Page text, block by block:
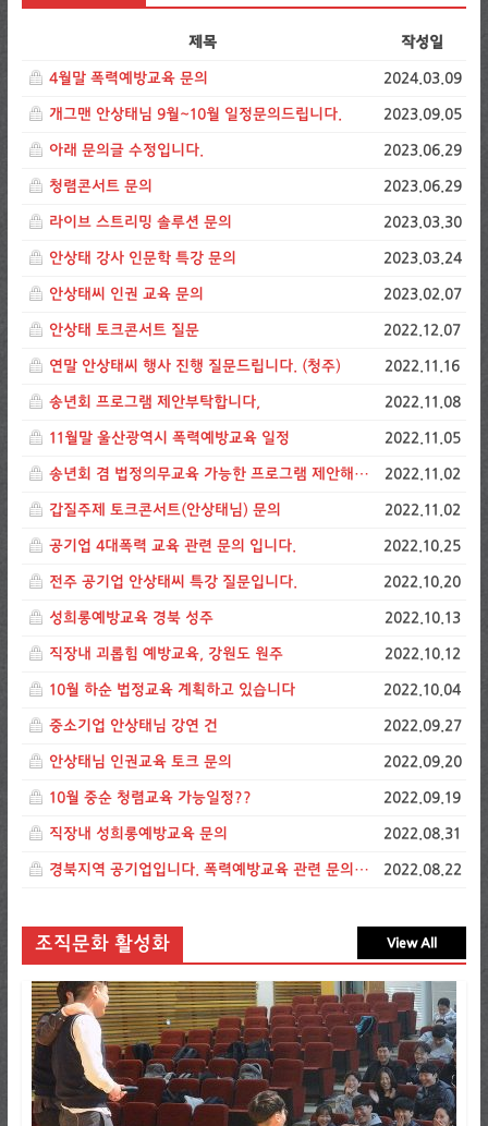
제목 작성일
4월말 폭력예방교육 문의 2024.03.09
개그맨 안상태님 9월~10월 일정문의드립니다. 2023.09.05
아래 문의글 수정입니다. 2023.06.29
청렴콘서트 문의 2023.06.29
라이브 스트리밍 솔루션 문의 2023.03.30
안상태 강사 인문학 특강 문의 2023.03.24
안상태씨 인권 교육 문의 2023.02.07
안상태 토크콘서트 질문 2022.12.07
연말 안상태씨 행사 진행 질문드립니다. (청주) 2022.11.16
송년회 프로그램 제안부탁합니다, 2022.11.08
11월말 울산광역시 폭력예방교육 일정 2022.11.05
송년회 겸 법정의무교육 가능한 프로그램 제안해주세요 2022.11.02
갑질주제 토크콘서트(안상태님) 문의 2022.11.02
공기업 4대폭력 교육 관련 문의 입니다. 2022.10.25
전주 공기업 안상태씨 특강 질문입니다. 2022.10.20
성희롱예방교육 경북 성주 2022.10.13
직장내 괴롭힘 예방교육, 강원도 원주 2022.10.12
10월 하순 법정교육 계획하고 있습니다 2022.10.04
중소기업 안상태님 강연 건 2022.09.27
안상태님 인권교육 토크 문의 2022.09.20
10월 중순 청렴교육 가능일정?? 2022.09.19
직장내 성희롱예방교육 문의 2022.08.31
경북지역 공기업입니다. 폭력예방교육 관련 문의드립니다. 2022.08.22
조직문화 활성화 View All